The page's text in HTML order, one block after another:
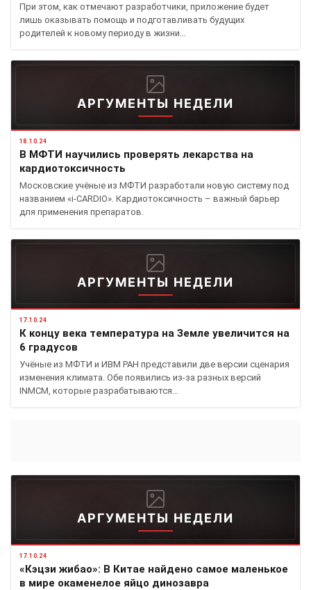
При этом, как отмечают разработчики, приложение будет
лишь оказывать помощь и подготавливать будущих
родителей к новому периоду в жизни…
АРГУМЕНТЫ НЕДЕЛИ
18.10.24
В МФТИ научились проверять лекарства на
кардиотоксичность
Московские учёные из МФТИ разработали новую систему под
названием «i-CARDIO». Кардиотоксичность – важный барьер
для применения препаратов.
АРГУМЕНТЫ НЕДЕЛИ
17.10.24
К концу века температура на Земле увеличится на
6 градусов
Учёные из МФТИ и ИВМ РАН представили две версии сценария
изменения климата. Обе появились из-за разных версий
INMCM, которые разрабатываются…
АРГУМЕНТЫ НЕДЕЛИ
17.10.24
«Кэцзи жибао»: В Китае найдено самое маленькое
в мире окаменелое яйцо динозавра